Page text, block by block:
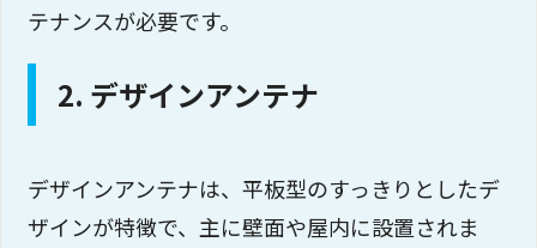
テナンスが必要です。
2. デザインアンテナ
デザインアンテナは、平板型のすっきりとしたデ
ザインが特徴で、主に壁面や屋内に設置されま